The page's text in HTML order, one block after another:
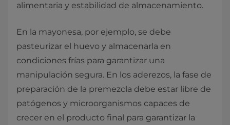
alimentaria y estabilidad de almacenamiento.
En la mayonesa, por ejemplo, se debe
pasteurizar el huevo y almacenarla en
condiciones frías para garantizar una
manipulación segura. En los aderezos, la fase de
preparación de la premezcla debe estar libre de
patógenos y microorganismos capaces de
crecer en el producto final para garantizar la